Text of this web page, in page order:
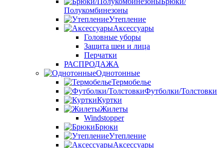
Полукомбинезоны
Утепление
Аксессуары
Головные уборы
Защита шеи и лица
Перчатки
РАСПРОДАЖА
Однотонные
Термобелье
Футболки/Толстовки
Куртки
Жилеты
Windstopper
Брюки
Утепление
Аксессуары